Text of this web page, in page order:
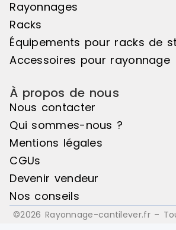
: Bois
Rayonnages
Racks
Équipements pour racks de
Accessoires pour rayonnage
À propos de nous
Nous contacter
Qui sommes-nous ?
Mentions légales
CGUs
Devenir vendeur
Nos conseils
©2026 Rayonnage-cantilever.fr –